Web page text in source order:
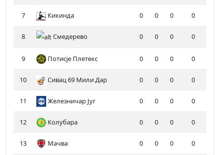
7 Кикинда 0 0 0 0
8 Смедерево 0 0 0 0
9 Потисје Плетекс 0 0 0 0
10 Сивац 69 Мили Дар 0 0 0 0
11 Железничар Југ 0 0 0 0
12 Колубара 0 0 0 0
13 Мачва 0 0 0 0